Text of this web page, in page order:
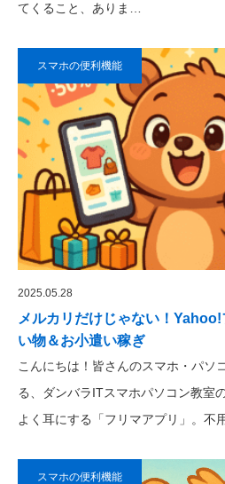
てくること、ありま…
スマホの便利機能
2025.05.28
メルカリだけじゃない！
い物＆お小遣い稼ぎ
こんにちは！皆さんのスマホ・パソ
る、ダンバラITスマホパソコン教室
よく耳にする「フリマアプリ」。不
スマホの便利機能